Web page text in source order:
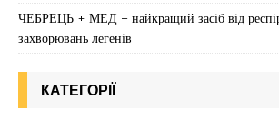
ЧЕБРЕЦЬ + МЕД – найкращий засіб від
захворювань легенів
КАТЕГОРІЇ